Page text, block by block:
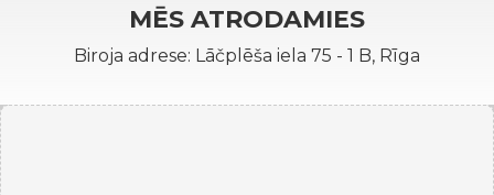
MĒS ATRODAMIES
Biroja adrese: Lāčplēša iela 75 - 1 B, Rīga